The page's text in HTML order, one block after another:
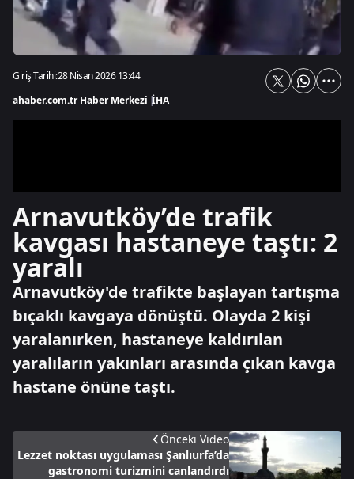
Giriş Tarihi:28 Nisan 2026 13:44
ahaber.com.tr Haber Merkezi |İHA
Arnavutköy’de trafik
kavgası hastaneye taştı: 2
yaralı
Arnavutköy'de trafikte başlayan tartışma
bıçaklı kavgaya dönüştü. Olayda 2 kişi
yaralanırken, hastaneye kaldırılan
yaralıların yakınları arasında çıkan kavga
hastane önüne taştı.
Önceki Video
Lezzet noktası uygulaması Şanlıurfa’da
gastronomi turizmini canlandırdı